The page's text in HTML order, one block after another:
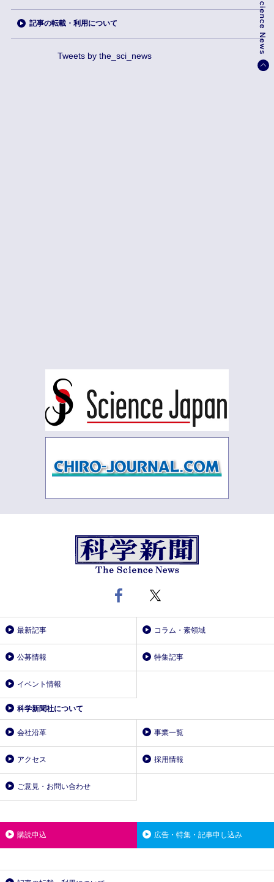
記事の転載・利用について
Tweets by the_sci_news
最新記事 コラム・素領域
公募情報 特集記事
イベント情報
科学新聞社について
会社沿革 事業一覧
アクセス 採用情報
ご意見・お問い合わせ
購読申込 広告・特集・記事申し込み